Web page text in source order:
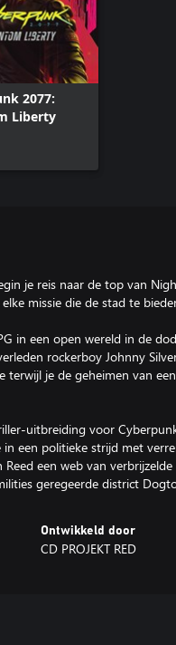
2077:
Liberty
je reis naar de top van
missie die de stad te
in een open wereld in de
rockerboy Johnny
terwijl je de geheimen van
uitbreiding voor
een politieke strijd met
een web van
geregeerde district
Ontwikkeld door
CD PROJEKT RED